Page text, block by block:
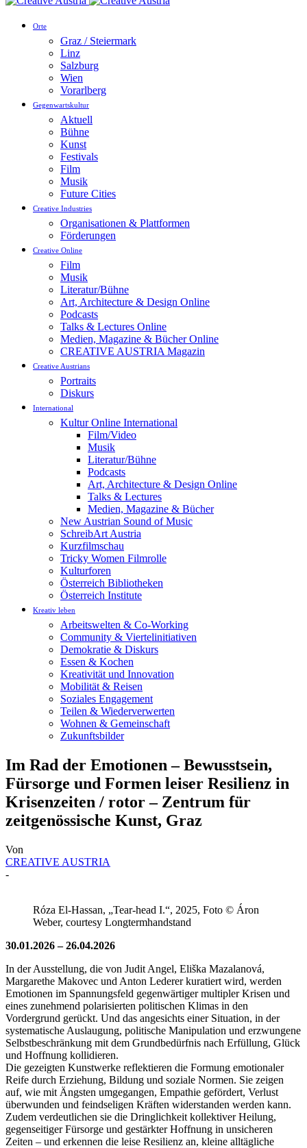
Orte
Graz / Steiermark
Linz
Salzburg
Wien
Vorarlberg
Gegenwartskultur
Aktuell
Bühne
Kunst
Festivals
Film
Musik
Future Cities
Creative Industries
Organisationen & Plattformen
Förderungen
Creative Online
Film
Musik
Literatur/Bühne
Art, Architecture & Design Online
Podcasts
Talks & Lectures Online
Medien, Magazine & Bücher Online
CREATIVE AUSTRIA Magazin
Creative Austrians
Portraits
Diskurs
International
Kultur Online International
Film/Video
Musik
Literatur/Bühne
Podcasts
Art, Architecture & Design Online
Talks & Lectures
Medien, Magazine & Bücher
New Austrian Sound of Music
SchreibArt Austria
Kurzfilmschau
Tricky Women Filmrolle
Kulturforen
Österreich Bibliotheken
Österreich Institute
Kreativ leben
Arbeitswelten & Co-Working
Community & Viertelinitiativen
Demokratie & Diskurs
Essen & Kochen
Kreativität und Innovation
Mobilität & Reisen
Soziales Engagement
Teilen & Wiederverwerten
Wohnen & Gemeinschaft
Zukunftsbilder
Im Rad der Emotionen – Bewusstsein,
Fürsorge und Formen leiser Resilienz in
Krisenzeiten / rotor – Zentrum für
zeitgenössische Kunst, Graz
Von
CREATIVE AUSTRIA
-
Róza El-Hassan, „Tear-head I.“, 2025, Foto © Áron
Weber, courtesy Longtermhandstand
30.01.2026 – 26.04.2026
In der Ausstellung, die von Judit Angel, Eliška Mazalanová,
Margarethe Makovec und Anton Lederer kuratiert wird, werden
Emotionen im Spannungsfeld gegenwärtiger multipler Krisen und
eines zunehmend polarisierten politischen Klimas in den
Vordergrund gerückt. Und das angesichts einer Situation, in der
systematische Auslaugung, politische Manipulation und erzwungene
Selbstbeschränkung mit dem Grundbedürfnis nach Erfüllung, Glück
und Hoffnung kollidieren.
Die gezeigten Kunstwerke reflektieren die Formung emotionaler
Reife durch Erziehung, Bildung und soziale Normen. Sie zeigen
auf, wie mit Ängsten umgegangen, Empathie gefördert, Verlust
überwunden und feindseligen Kräften widerstanden werden kann.
Zudem verdeutlichen sie die Dringlichkeit kollektiver Heilung,
gegenseitiger Fürsorge und gestärkter Hoffnung in unsicheren
Zeiten – und erkennen die leise Resilienz an, kleine alltägliche